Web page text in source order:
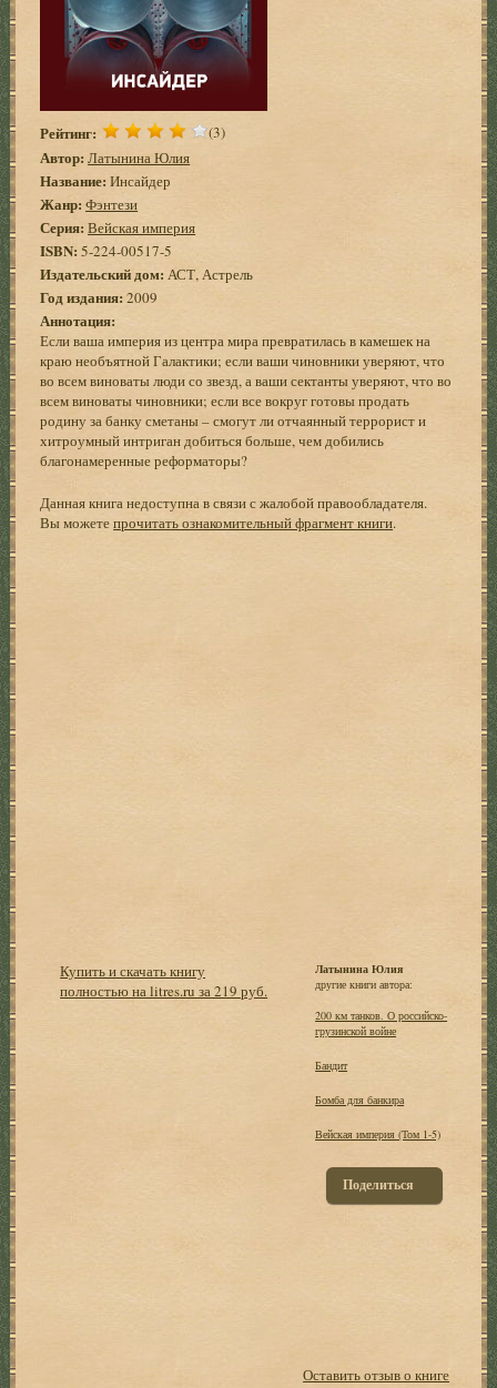
Рейтинг: (3)
Автор: Латынина Юлия
Название: Инсайдер
Жанр: Фэнтези
Серия: Вейская империя
ISBN: 5-224-00517-5
Издательский дом: АСТ, Астрель
Год издания:2009
Аннотация:
Если ваша империя из центра мира превратилась в камешек на
краю необъятной Галактики; если ваши чиновники уверяют, что
во всем виноваты люди со звезд, а ваши сектанты уверяют, что во
всем виноваты чиновники; если все вокруг готовы продать
родину за банку сметаны – смогут ли отчаянный террорист и
хитроумный интриган добиться больше, чем добились
благонамеренные реформаторы?
Данная книга недоступна в связи с жалобой правообладателя.
Вы можетепрочитать ознакомительный фрагмент книги.
Купить и скачать книгу
полностью на litres.ru за 219 руб.
Латынина Юлия
другие книги автора:
200 км танков. О российско-
грузинской войне
Бандит
Бомба для банкира
Вейская империя (Том 1-5)
Поделиться
Оставить отзыв о книге